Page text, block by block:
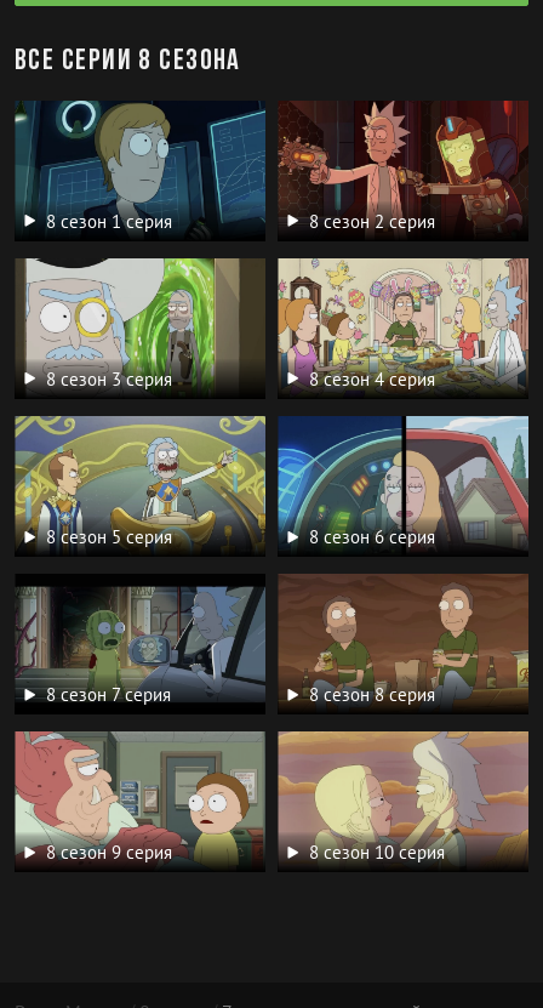
Все серии 8 сезона
8 сезон 1 серия 8 сезон 2 серия
8 сезон 3 серия 8 сезон 4 серия
8 сезон 5 серия 8 сезон 6 серия
8 сезон 7 серия 8 сезон 8 серия
8 сезон 9 серия 8 сезон 10 серия